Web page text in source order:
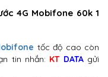
4G Mobifone 60k 1
tốc độ cao còn
tin nhắn: KT DATA gửi